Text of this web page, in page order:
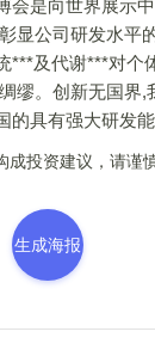
会是向世界展示
显公司研发水平
***及代谢***对个
缪。创新无国界,
的具有强大研发
投资建议，请谨
生成海报